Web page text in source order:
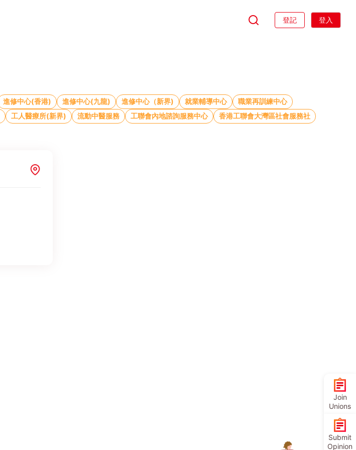
登記 登入
進修中心(香港) 進修中心(九龍) 進修中心（新界) 就業輔導中心
職業再訓練中心
工人醫療所(新界) 流動中醫服務 工聯會內地諮詢服務中心
香港工聯會大灣區社會服務社
Join
Unions
Submit
Opinion